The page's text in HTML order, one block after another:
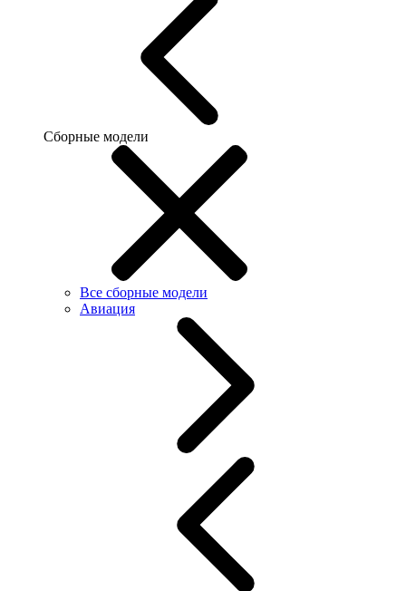
Сборные модели
Все сборные модели
Авиация